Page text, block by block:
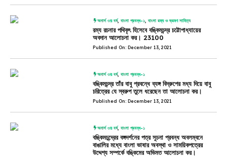
অনার্স ৩য় বর্ষ,বাংলা প্রবন্ধ-১ ,বাংলা রম্য ও ভ্রমণ সাহিত্য
রম্য রচনার পথিকৃৎ হিসেবে বঙ্কিমচন্দ্র চট্টোপাধ্যায়ের
অবদান আলোচনা কর। 23100
Published On: December 13, 2021
অনার্স ৩য় বর্ষ,বাংলা প্রবন্ধ-১
বঙ্কিমচন্দ্র তাঁর বাবু প্রবন্ধে ব্যঙ্গ বিদ্রুপের মধ্য দিয়ে বাবু
চরিত্রের যে স্বরুপ তুলে ধরেছেন তা আলোচনা কর।
Published On: December 13, 2021
অনার্স ৩য় বর্ষ,বাংলা প্রবন্ধ-১
বঙ্কিমচন্দ্রের বঙ্গদর্শনের পত্র সূচনা প্রবন্ধ অবলম্বনে
বাঙালির মধ্যে বাংলা ভাষার অবস্থা ও সাময়িকপত্রের
উদ্দেশ্য সম্পর্কে বঙ্কিমের অভিমত আলোচনা কর।